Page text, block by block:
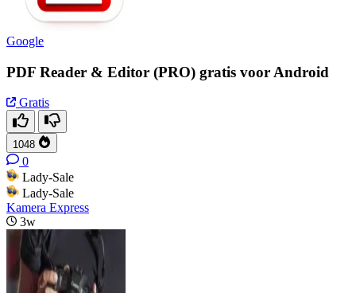
Google
PDF Reader & Editor (PRO) gratis voor Android
Gratis
1048
0
Lady-Sale
Lady-Sale
Kamera Express
3w